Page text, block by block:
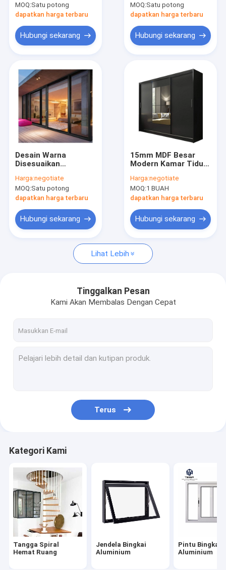
Produk
Video
Tampilan VR
Kontrol kualitas
Hubungi kami
Tangga Spiral Hemat Ruang
Railing Tangga Interior
Bengkel struktur baja
Perabotan Modern Sederhana
Lemari Kamar Mandi yang Disesuaikan
Lantai Butir Kayu
MOQ:Satu potong
dapatkan harga terbaru
Hubungi sekarang
MOQ:Satu potong
dapatkan harga terbaru
Hubungi sekarang
Desain Warna
Disesuaikan
Geser Kaca Ganda
Tanpa Bingkai
Harga:negotiate
MOQ:Satu potong
dapatkan harga terbaru
Hubungi sekarang
15mm MDF Besar
Modern Kamar Tidur
Geser Lemari Dengan
Cermin
Harga:negotiate
MOQ:1 BUAH
dapatkan harga terbaru
Hubungi sekarang
Lihat Lebih
Tinggalkan Pesan
Kami Akan Membalas Dengan Cepat
Terus
Kategori Kami
Tangga Spiral
Hemat Ruang
Jendela Bingkai
Aluminium
Pintu Bingkai
Aluminium